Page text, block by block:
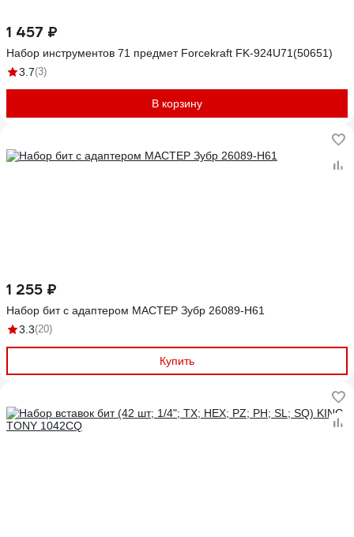
1 457 ₽
Набор инструментов 71 предмет Forcekraft FK-924U71(50651)
3.7(3)
В корзину
1 255 ₽
Набор бит с адаптером МАСТЕР Зубр 26089-H61
3.3(20)
Купить